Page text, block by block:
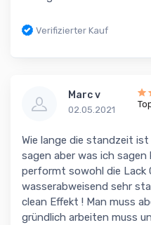
Verifizierter Kauf
Marc v
02.05.2021
Wie lange die standzeit
sagen aber was ich
performt sowohl die Lack
wasserabweisend sehr
clean Effekt ! Man muss
gründlich arbeiten muss